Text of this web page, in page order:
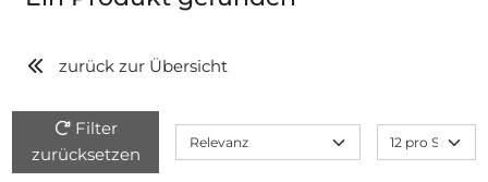
zurück zur Übersicht
Filter
zurücksetzen